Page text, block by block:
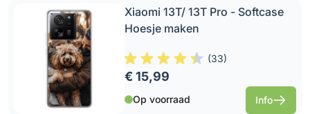
Xiaomi 13T/ 13T Pro - Softcase
Hoesje maken
(33)
€ 15,99
Op voorraad Info